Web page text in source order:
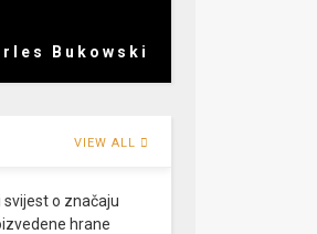
Bukowski
VIEW ALL
o značaju
hrane